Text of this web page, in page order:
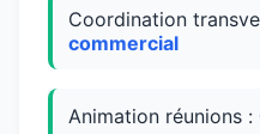
Coordination
commercial
Animation réunions :